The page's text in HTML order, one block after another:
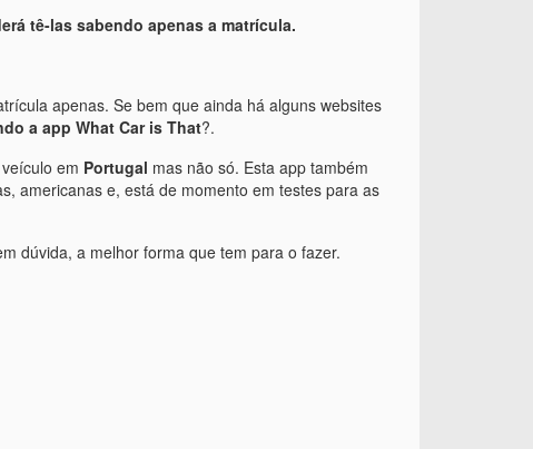
tê-las sabendo apenas a matrícula.
apenas. Se bem que ainda há alguns websites
a app What Car is That?.
em Portugal mas não só. Esta app também
americanas e, está de momento em testes para as
dúvida, a melhor forma que tem para o fazer.